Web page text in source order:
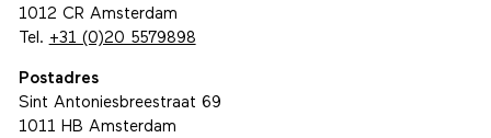
1012 CR Amsterdam
Tel. +31 (0)20 5579898
Postadres
Sint Antoniesbreestraat 69
1011 HB Amsterdam